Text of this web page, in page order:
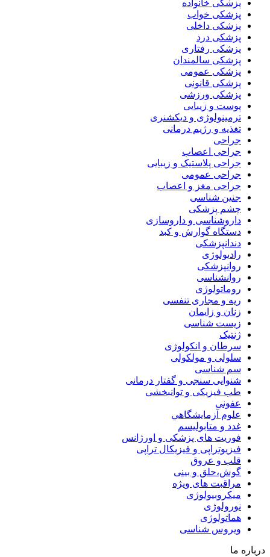
پزشکی خانواده
پزشکی خواب
پزشکی داخلی
پزشکی درد
پزشکی رفتاری
پزشکی سالمندان
پزشکی عمومی
پزشکی قانونی
پزشکی ورزشی
پوست و زیبایی
ترمینولوژی و دیکشنری
تغذیه و رژیم درمانی
جراحی
جراحی اعصاب
جراحی پلاستیک و زیبایی
جراحی عمومی
جراحی مغز و اعصاب
جنین شناسی
چشم پزشکی
داروشناسی و داروسازی
دستگاه گوارش و کبد
دندانپزشکی
رادیولوژی
روانپزشکی
روانشناسی
روماتولوژی
ریه و مجاری تنفسی
زنان و زایمان
زیست شناسی
ژنتیک
سرطان و انکولوژی
سلولی و مولکولی
سم شناسی
شنوایی سنجی و گفتار درمانی
طب فیزیکی و توانبخشی
عفونی
علوم آزمايشگاهي
غدد و متابولیسم
فوریت های پزشکی و اورژانس
فیزیوتراپی و فیزیکال تراپی
قلب و عروق
گوش،حلق و بینی
مراقبت های ویژه
میکروبیولوژی
نورولوژی
هماتولوژی
ویروس شناسی
درباره ما